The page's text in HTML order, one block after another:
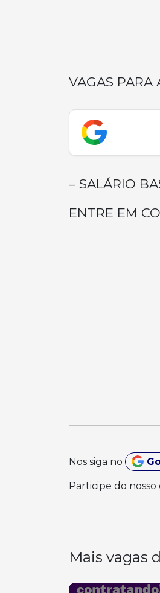
VAGAS PARA
– SALÁRIO
ENTRE EM
Nos siga no
Participe do
Mais vagas